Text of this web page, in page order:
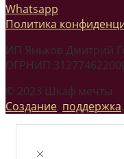
Whatsapp
Политика
ИП Яньков Дмитрий
ОГРНИП
© 2023 Шкаф мечты
Создание, поддержка,